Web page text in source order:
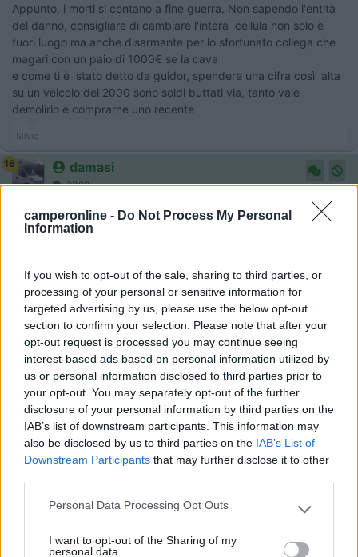
camperonline - Do Not Process My Personal
Information
If you wish to opt-out of the sale, sharing to third parties, or
processing of your personal or sensitive information for
targeted advertising by us, please use the below opt-out
section to confirm your selection. Please note that after your
opt-out request is processed you may continue seeing
interest-based ads based on personal information utilized by
us or personal information disclosed to third parties prior to
your opt-out. You may separately opt-out of the further
disclosure of your personal information by third parties on the
IAB’s list of downstream participants. This information may
also be disclosed by us to third parties on the IAB’s List of
Downstream Participants that may further disclose it to other
Please note that this website/app uses one or more Google
not limited to your visit or usage behaviour. You may click to
Personal Data Processing Opt Outs
I want to opt-out of the Sharing of my
personal data.
Appunto, i morti si contano a fine guerra. Non sapendo l'entità
del danno, consigliare di cambiare l'intera cellula non solo è
fuori luogo ma anche disarmante per lo sfortunato collega che
magari con un paio di 1000€ se la cava
e come ti è stato detto da guidor, spendere una cifra così alta
su un veicolo del 2000 sono soldi buttati via, tanto vale
demolirlo e comprarne uno recente
Silvio
16 damasi
2392
Inserito il24/02/2019 alle:09:25:55
fiat ducato 2.8T.D del 2000, purtroppo soffre di diverse infiltrazioni molto
visibili all'interno, si vede pure del legno marcito.. onestamente
...
Fai questa prova...esternamente metti un buon silicone a tutte
le giunture di accoppiamento pareti/tetto e intorno agli oblò...e
visto il periodo freddo ci metterà qualche mese ad asciugarsi
interamente...e passato questo periodo potrai dire se é
un'infitrazione grave oppure iniziale...momentaneamente il fatto
che adesso il legno della parete sia molle, non significa
nulla...perché basta un'infiltrazione di qualche giorno per
renderlo così molle, ma in questo caso dopo aver siliconato
esternamente il tratto interessato...dopo un periodo di tempo
ritorna tutto nella normalità...poi se metti qualche foto
Per infiltrazioni gravi personalmente intendo tipo queste...